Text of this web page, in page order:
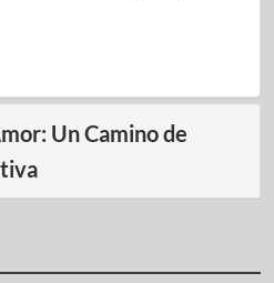
Un Camino de